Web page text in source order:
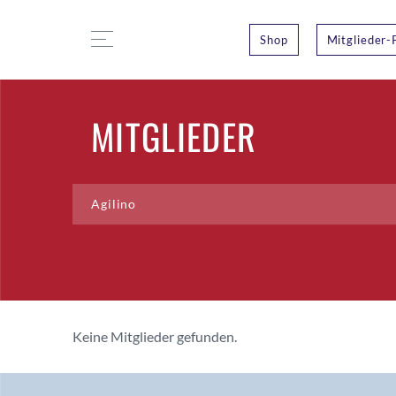
Shop Mitglieder-
MITGLIEDER
Keine Mitglieder gefunden.